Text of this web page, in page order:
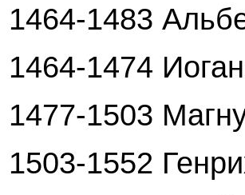
1464-1483
1464-1474
1477-1503
1503-1552